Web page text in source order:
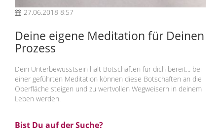
27.06.2018 8:57
Deine eigene Meditation für Deinen
Prozess
Dein Unterbewusstsein hält Botschaften für dich bereit... bei
einer geführten Meditation können diese Botschaften an die
Oberfläche steigen und zu wertvollen Wegweisern in deinem
Leben werden.
Bist Du auf der Suche?